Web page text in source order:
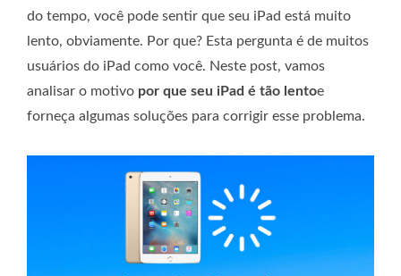
do tempo, você pode sentir que seu iPad está muito
lento, obviamente. Por que? Esta pergunta é de muitos
usuários do iPad como você. Neste post, vamos
analisar o motivo por que seu iPad é tão lentoe
forneça algumas soluções para corrigir esse problema.